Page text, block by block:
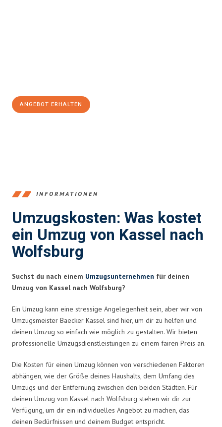
ANGEBOT ERHALTEN
INFORMATIONEN
Umzugskosten: Was kostet
ein Umzug von Kassel nach
Wolfsburg
Suchst du nach einem Umzugsunternehmen für deinen
Umzug von Kassel nach Wolfsburg?
Ein Umzug kann eine stressige Angelegenheit sein, aber wir von
Umzugsmeister Baecker Kassel sind hier, um dir zu helfen und
deinen Umzug so einfach wie möglich zu gestalten. Wir bieten
professionelle Umzugsdienstleistungen zu einem fairen Preis an.
Die Kosten für einen Umzug können von verschiedenen Faktoren
abhängen, wie der Größe deines Haushalts, dem Umfang des
Umzugs und der Entfernung zwischen den beiden Städten. Für
deinen Umzug von Kassel nach Wolfsburg stehen wir dir zur
Verfügung, um dir ein individuelles Angebot zu machen, das
deinen Bedürfnissen und deinem Budget entspricht.